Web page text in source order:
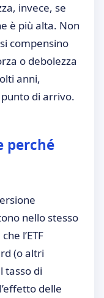
invece, se
è più alta. Non
compensino
o debolezza
anni,
di arrivo.
perché
nello stesso
l’ETF
(o altri
tasso di
delle